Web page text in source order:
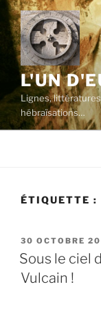
Aller
au
contenu
principal
L'UN
Lignes,
hébraïsations…
ÉTIQUETTE :
PUBLIÉ
LE
30 OCTOBRE
Sous le ciel
Vulcain !